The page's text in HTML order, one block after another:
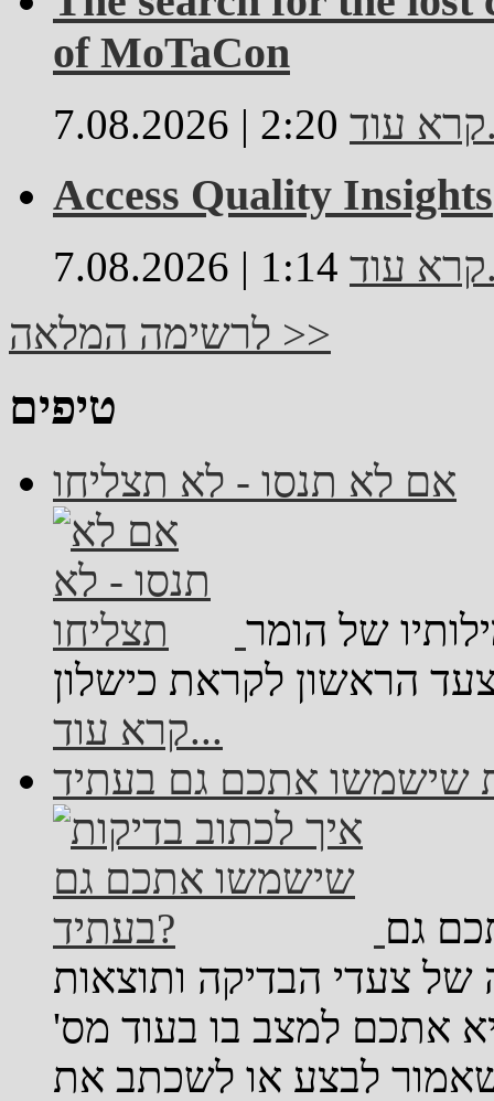
of MoTaCon
7.08.2026 | 2:20
Access Quality Insights
7.08.2026 | 1:14
לרשימה המלאה >>
טיפים
אם לא תנסו - לא תצליחו
של הומר
קרא עוד...
גם
צעדי הבדיקה ותוצאות
אתכם למצב בו בעוד מס'